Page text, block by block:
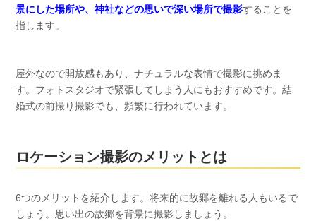
景にした場所や、神社などの思いで深い場所で撮影することを
指します。
屋外なので開放感もあり、ナチュラルな表情で撮影に挑めま
す。フォトスタジオで緊張してしまう人にもおすすめです。結
婚式の前撮り撮影でも、頻繁に行われています。
ロケーション撮影のメリットとは
6つのメリットを紹介します。将来的に故郷を離れる人もいるで
しょう。思い出の故郷を背景に撮影しましょう。